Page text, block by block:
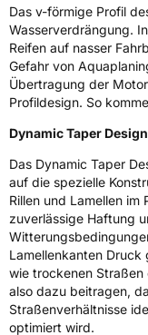
Allgemeine
Herstellerkontakt
Das v-förmige Profil
Wasserverdrängung.
Reifen auf nasser
Gefahr von
Übertragung der
Profildesign. So
Dynamic Taper
Das Dynamic Taper
auf die spezielle
Rillen und Lamellen
zuverlässige Haftung
Lamellenkanten Druck
wie trockenen Straßen
also dazu beitragen,
Straßenverhältnisse
optimiert wird.